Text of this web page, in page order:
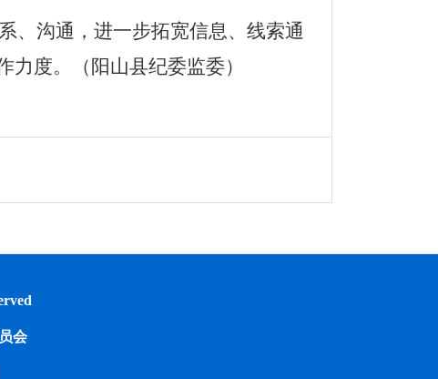
、沟通，进一步拓宽信息、线索通
度。（阳山县纪委监委）
会